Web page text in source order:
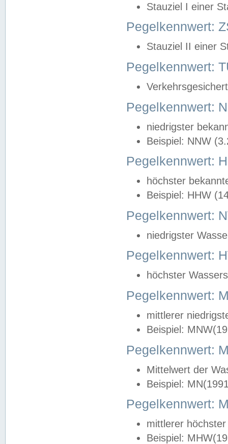
Stauziel I einer
Pegelkennwert:
Stauziel II einer
Pegelkennwert:
Pegelkennwert:
niedrigster
Beispiel: NNW
Pegelkennwert:
höchster
Beispiel: HHW
Pegelkennwert:
niedrigster
Pegelkennwert:
höchster
Pegelkennwert:
mittlerer
Beispiel:
Pegelkennwert:
Mittelwert der
Beispiel:
Pegelkennwert:
mittlerer
Beispiel: